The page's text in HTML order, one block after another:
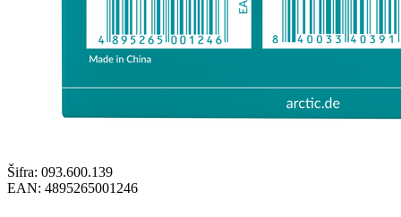
Šifra: 093.600.139
EAN: 4895265001246